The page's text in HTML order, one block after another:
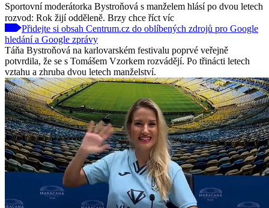
Sportovní moderátorka Bystroňová s manželem hlásí po dvou letech
rozvod: Rok žijí odděleně. Brzy chce říct víc
Přidejte si obsah Centrum.cz do oblíbených zdrojů pro Google
hledání a Google zprávy
Táňa Bystroňová na karlovarském festivalu poprvé veřejně
potvrdila, že se s Tomášem Vzorkem rozvádějí. Po třinácti letech
vztahu a zhruba dvou letech manželství.